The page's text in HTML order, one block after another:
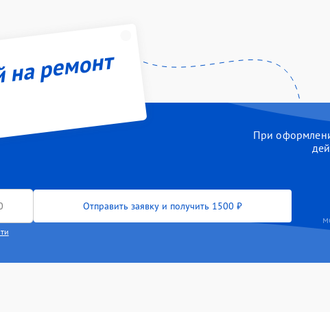
ремонт
При
Отправить заявку и получить 1500 ₽